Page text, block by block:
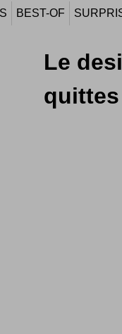
BEST-OF
Le
quittes